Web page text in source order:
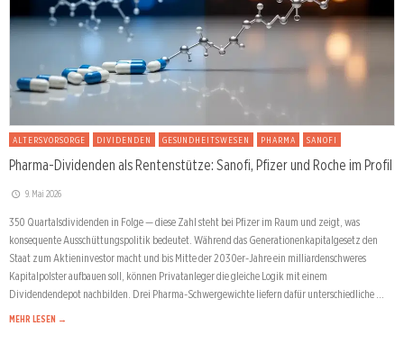
ALTERSVORSORGE DIVIDENDEN GESUNDHEITSWESEN PHARMA SANOFI
Pharma-Dividenden als Rentenstütze: Sanofi, Pfizer und Roche im Profil
9. Mai 2026
350 Quartalsdividenden in Folge — diese Zahl steht bei Pfizer im Raum und zeigt, was
konsequente Ausschüttungspolitik bedeutet. Während das Generationenkapitalgesetz den
Staat zum Aktieninvestor macht und bis Mitte der 2030er-Jahre ein milliardenschweres
Kapitalpolster aufbauen soll, können Privatanleger die gleiche Logik mit einem
Dividendendepot nachbilden. Drei Pharma-Schwergewichte liefern dafür unterschiedliche …
MEHR LESEN →